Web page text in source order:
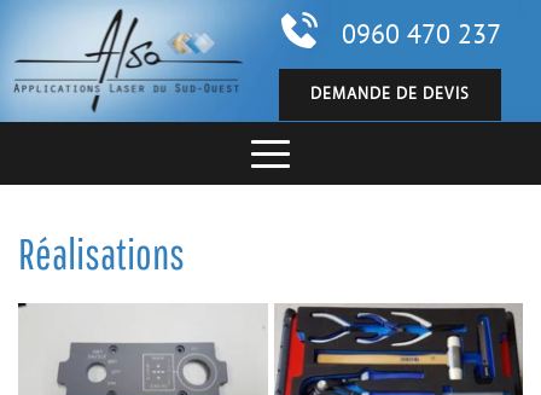
0960 470 237
DEMANDE DE DEVIS
Réalisations